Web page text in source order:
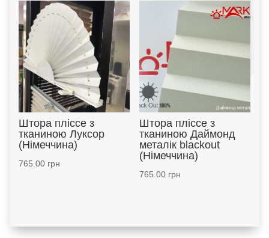
Штора пліссе з
тканиною Луксор
(Німеччина)
765.00грн
Штора пліссе з
тканиною Даймонд
металік blackout
(Німеччина)
765.00грн